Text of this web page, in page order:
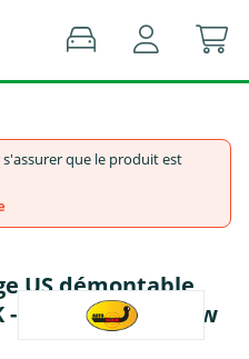
que le produit est
US démontable
GMC SIERRA Crew